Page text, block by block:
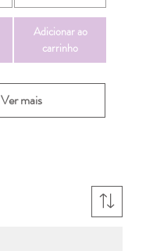
Adicionar ao
carrinho
Ver mais